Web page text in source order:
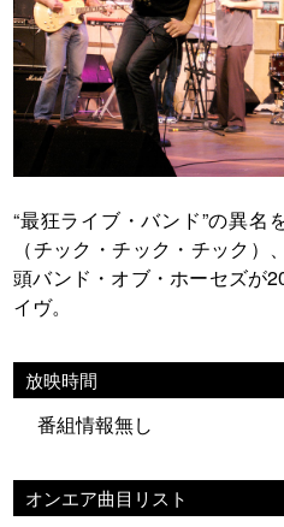
“最狂ライブ・バンド”の異名
（チック・チック・チック
頭バンド・オブ・ホーセズが
イヴ。
放映時間
番組情報無し
オンエア曲目リスト